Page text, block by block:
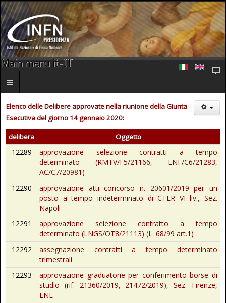
Main menu it-IT
Elenco delle Delibere approvate nella riunione della Giunta
Esecutiva del giorno 14 gennaio 2020:
delibera Oggetto
12289
approvazione selezione contratti a tempo
determinato (RMTV/F5/21166, LNF/C6/21283,
AC/C7/20981)
12290
approvazione atti concorso n. 20601/2019 per un
posto a tempo indeterminato di CTER VI liv., Sez.
Napoli
12291
approvazione selezione contratto a tempo
determinato (LNGS/OT8/21113) (L. 68/99 art.1)
12292
assegnazione contratti a tempo determinato
trimestrali
12293
approvazione graduatorie per conferimento borse di
studio (rif. 21360/2019, 21472/2019), Sez. Firenze,
LNL